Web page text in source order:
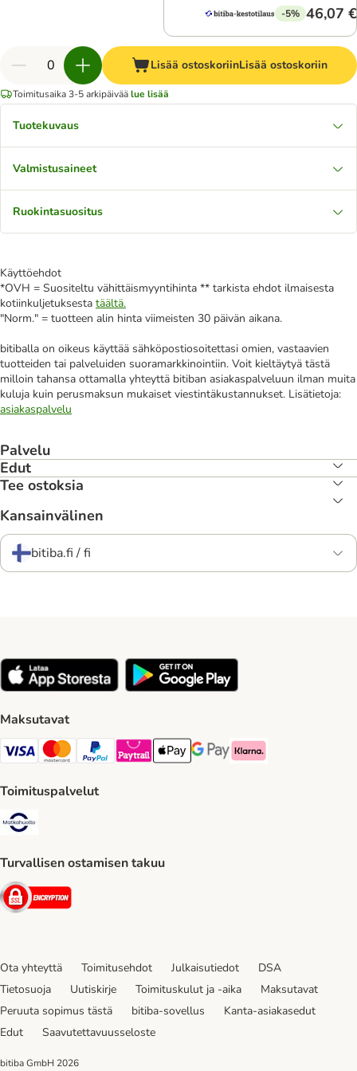
-5% 46,07 €
Lisää ostoskoriinLisää ostoskoriin
Toimitusaika 3-5 arkipäiväälue lisää
Tuotekuvaus
Valmistusaineet
Ruokintasuositus
Käyttöehdot
*OVH = Suositeltu vähittäismyyntihinta ** tarkista ehdot ilmaisesta
kotiinkuljetuksesta täältä.
"Norm." = tuotteen alin hinta viimeisten 30 päivän aikana.
bitiballa on oikeus käyttää sähköpostiosoitettasi omien, vastaavien
tuotteiden tai palveluiden suoramarkkinointiin. Voit kieltäytyä tästä
milloin tahansa ottamalla yhteyttä bitiban asiakaspalveluun ilman muita
kuluja kuin perusmaksun mukaiset viestintäkustannukset. Lisätietoja:
asiakaspalvelu
Palvelu
Edut
Tee ostoksia
Kansainvälinen
bitiba.fi / fi
Maksutavat
VISA Payment Method
Mastercard Payment Method
Paypal Payment Method
Paytrail Payment Method
Apple Pay Payment Method
Google Pay Payment Method
Klarna Payment Method
Toimituspalvelut
Turvallisen ostamisen takuu
Security
Ota yhteyttä Toimitusehdot Julkaisutiedot
DSA
Tietosuoja
Uutiskirje Toimituskulut ja -aika
Maksutavat
Peruuta sopimus tästä
bitiba-sovellus
Kanta-asiakasedut
Edut
Saavutettavuusseloste
bitiba GmbH 2026